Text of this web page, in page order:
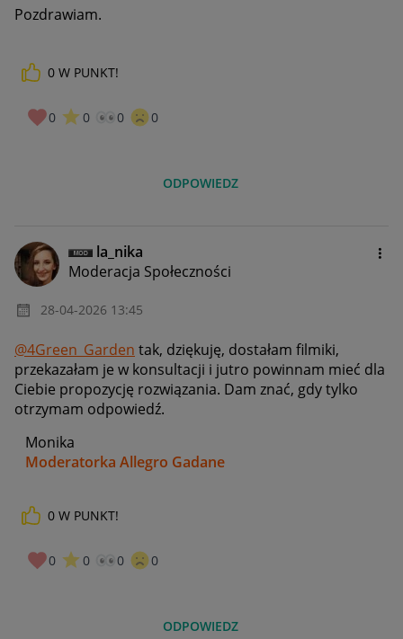
Pozdrawiam.
0 W PUNKT!
0 0 0 0
ODPOWIEDZ
la_nika
Moderacja Społeczności
‎28-04-2026 13:45
@4Green_Garden tak, dziękuję, dostałam filmiki,
przekazałam je w konsultacji i jutro powinnam mieć dla
Ciebie propozycję rozwiązania. Dam znać, gdy tylko
otrzymam odpowiedź.
Monika
Moderatorka Allegro Gadane
0 W PUNKT!
0 0 0 0
ODPOWIEDZ